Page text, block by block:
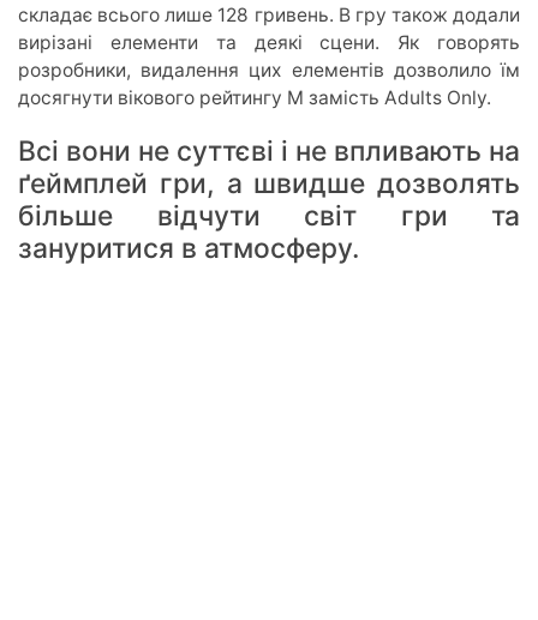
складає всього лише 128 гривень. В гру також додали
вирізані елементи та деякі сцени. Як говорять
розробники, видалення цих елементів дозволило їм
досягнути вікового рейтингу M замість Adults Only.
Всі вони не суттєві і не впливають на
ґеймплей гри, а швидше дозволять
більше відчути світ гри та
зануритися в атмосферу.